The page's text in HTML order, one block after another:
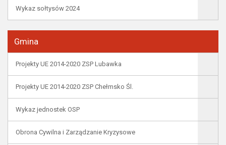
Wykaz sołtysów 2024
Gmina
Projekty UE 2014-2020 ZSP Lubawka
Projekty UE 2014-2020 ZSP Chełmsko Śl.
Wykaz jednostek OSP
Obrona Cywilna i Zarządzanie Kryzysowe